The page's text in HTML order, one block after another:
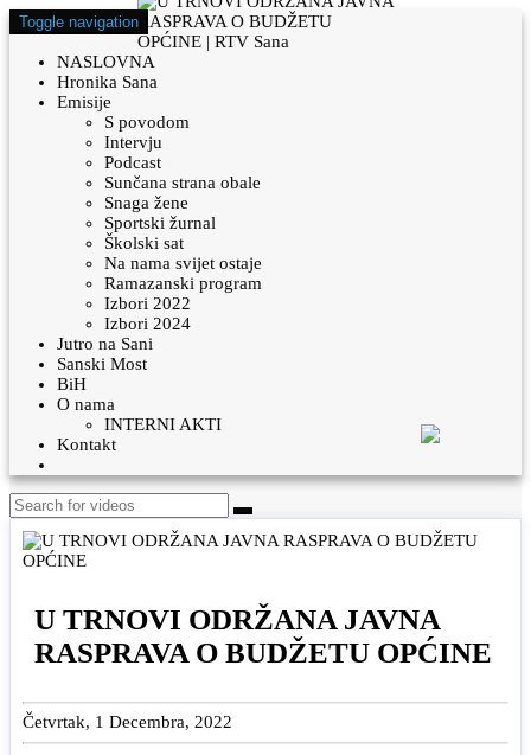
Toggle navigation
NASLOVNA
Hronika Sana
Emisije
S povodom
Intervju
Podcast
Sunčana strana obale
Snaga žene
Sportski žurnal
Školski sat
Na nama svijet ostaje
Ramazanski program
Izbori 2022
Izbori 2024
Jutro na Sani
Sanski Most
BiH
O nama
INTERNI AKTI
Kontakt
U TRNOVI ODRŽANA JAVNA
RASPRAVA O BUDŽETU OPĆINE
Četvrtak, 1 Decembra, 2022